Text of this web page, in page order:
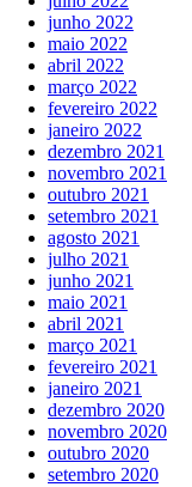
junho 2022
maio 2022
abril 2022
março 2022
fevereiro 2022
janeiro 2022
dezembro 2021
novembro 2021
outubro 2021
setembro 2021
agosto 2021
julho 2021
junho 2021
maio 2021
abril 2021
março 2021
fevereiro 2021
janeiro 2021
dezembro 2020
novembro 2020
outubro 2020
setembro 2020